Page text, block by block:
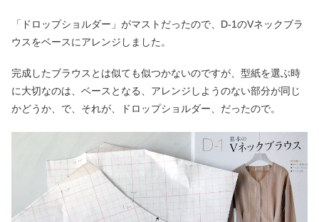
「ドロップショルダー」がマストだったので、D-1のVネックブラ
ウスをベースにアレンジしました。
完成したブラウスとは似ても似つかないのですが、型紙を選ぶ時
に大切なのは、ベースとなる、アレンジしようのない部分が同じ
かどうか、で、それが、ドロップショルダー、だったので。